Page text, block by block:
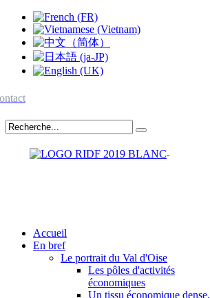
Accueil
En bref
Le portrait du Val d'Oise
Les pôles d'activités
économiques
Un tissu économique dense,